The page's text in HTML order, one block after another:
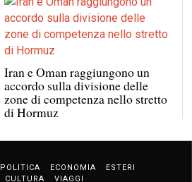
Iran e Oman raggiungono un
accordo sulla divisione delle
zone di competenza nello stretto
di Hormuz
POLITICA ECONOMIA
ESTERI
CULTURA VIAGGI